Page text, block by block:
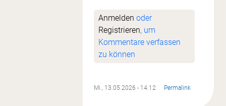
Anmelden oder
Registrieren, um
Kommentare verfassen
zu können
Mi., 13.05.2026 - 14:12 Permalink